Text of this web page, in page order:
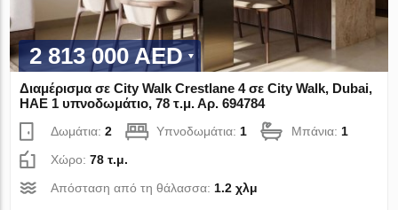
2 813 000 AED
Διαμέρισμα σε City Walk Crestlane 4 σε City Walk, Dubai,
ΗΑΕ 1 υπνοδωμάτιο, 78 τ.μ. Αρ. 694784
Δωμάτια:2 Υπνοδωμάτια: 1 Μπάνια: 1
Χώρο:78 τ.μ.
Απόσταση από τη θάλασσα: 1.2 χλμ